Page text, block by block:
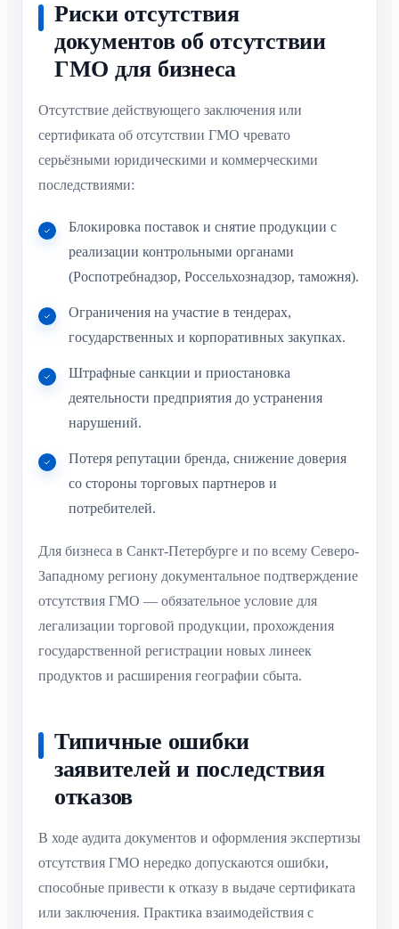
Риски отсутствия
документов об отсутствии
ГМО для бизнеса
Отсутствие действующего заключения или
сертификата об отсутствии ГМО чревато
серьёзными юридическими и коммерческими
последствиями:
Блокировка поставок и снятие продукции с
реализации контрольными органами
(Роспотребнадзор, Россельхознадзор, таможня).
Ограничения на участие в тендерах,
государственных и корпоративных закупках.
Штрафные санкции и приостановка
деятельности предприятия до устранения
нарушений.
Потеря репутации бренда, снижение доверия
со стороны торговых партнеров и
потребителей.
Для бизнеса в Санкт-Петербурге и по всему Северо-
Западному региону документальное подтверждение
отсутствия ГМО — обязательное условие для
легализации торговой продукции, прохождения
государственной регистрации новых линеек
продуктов и расширения географии сбыта.
Типичные ошибки
заявителей и последствия
отказов
В ходе аудита документов и оформления экспертизы
отсутствия ГМО нередко допускаются ошибки,
способные привести к отказу в выдаче сертификата
или заключения. Практика взаимодействия с